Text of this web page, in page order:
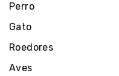
Perro
Gato
Roedores
Aves